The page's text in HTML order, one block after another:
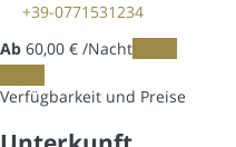
+39-0771531234
Ab 60,00 € /Nacht
Verfügbarkeit und Preise